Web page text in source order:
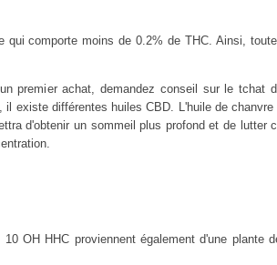
comporte moins de 0.2% de THC. Ainsi,
premier achat, demandez conseil sur le tchat
existe différentes huiles CBD. L'huile de
d'obtenir un sommeil plus profond et de lutter
OH HHC proviennent également d'une plante